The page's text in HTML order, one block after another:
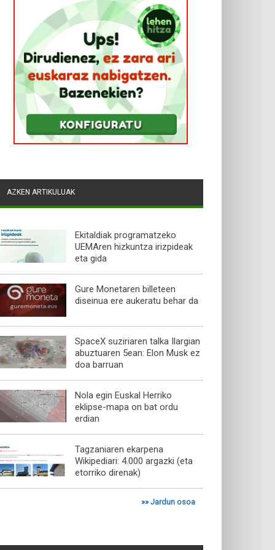
AZKEN ARTIKULUAK
Ekitaldiak programatzeko
UEMAren hizkuntza irizpideak
eta gida
Gure Monetaren billeteen
diseinua ere aukeratu behar da
SpaceX suziriaren talka Ilargian
abuztuaren 5ean: Elon Musk ez
doa barruan
Nola egin Euskal Herriko
eklipse-mapa on bat ordu
erdian
Tagzaniaren ekarpena
Wikipediari: 4.000 argazki (eta
etorriko direnak)
»»Jardun osoa